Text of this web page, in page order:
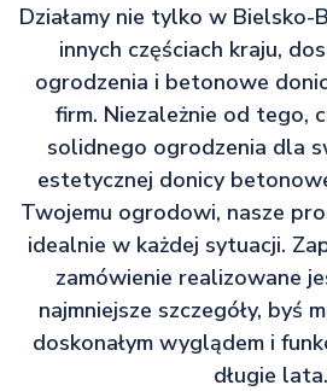
Działamy nie tylko w Bielsko-
innych częściach kraju,
ogrodzenia i betonowe
firm. Niezależnie od tego,
solidnego ogrodzenia dla
estetycznej donicy
Twojemu ogrodowi, nasze
idealnie w każdej sytuacji.
zamówienie realizowane
najmniejsze szczegóły, byś
doskonałym wyglądem i
długie lata.